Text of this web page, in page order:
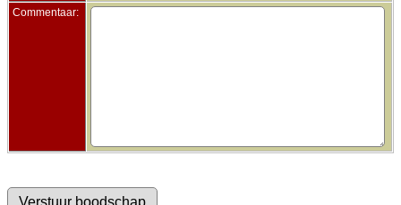
Commentaar: